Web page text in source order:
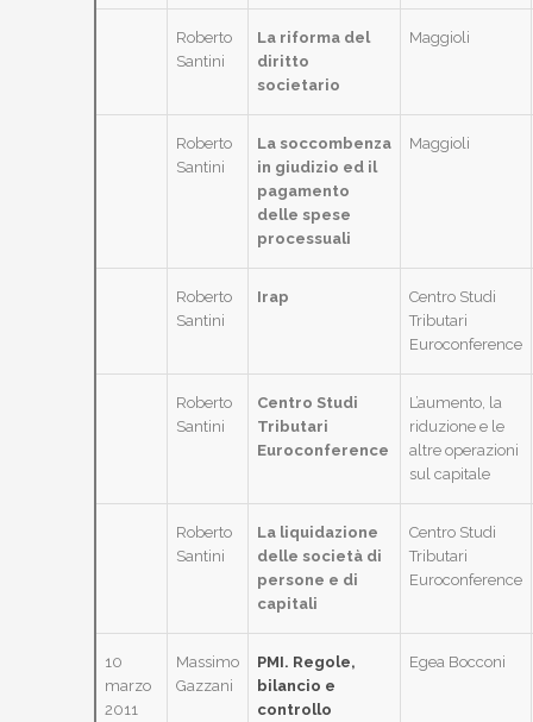
Roberto
Santini
La riforma del
diritto
societario
Maggioli
Roberto
Santini
La soccombenza
in giudizio ed il
pagamento
delle spese
processuali
Maggioli
Roberto
Santini
Irap
Centro Studi
Tributari
Euroconference
Roberto
Santini
Centro Studi
Tributari
Euroconference
L’aumento, la
riduzione e le
altre operazioni
sul capitale
Roberto
Santini
La liquidazione
delle società di
persone e di
capitali
Centro Studi
Tributari
Euroconference
10
marzo
2011
Massimo
Gazzani
PMI. Regole,
bilancio e
controllo
Egea Bocconi